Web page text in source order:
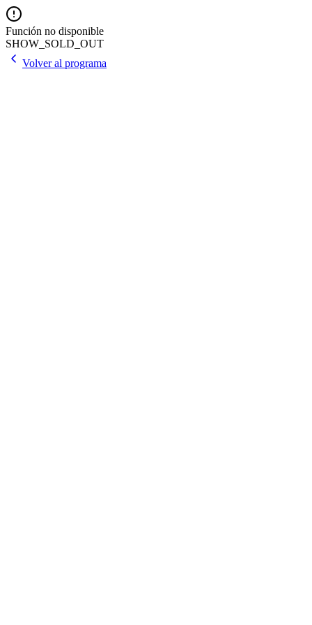
Función no disponible
SHOW_SOLD_OUT
Volver al programa